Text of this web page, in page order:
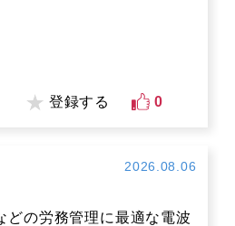
登録する 0
2026.08.06
どの労務管理に最適な電波